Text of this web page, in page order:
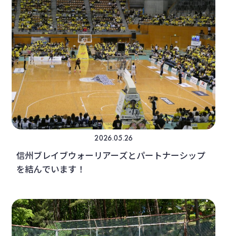
2026.05.26
信州ブレイブウォーリアーズとパートナーシップ
を結んでいます！